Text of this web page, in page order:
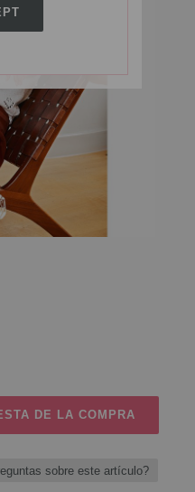
DE LA COMPRA
sobre este artículo?